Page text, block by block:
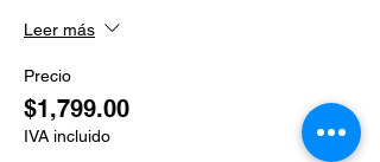
Leer más
Precio
$1,799.00
IVA incluido